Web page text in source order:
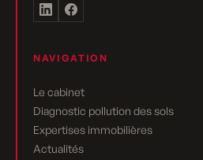
NAVIGATION
Le cabinet
Diagnostic pollution des sols
Expertises immobilières
Actualités